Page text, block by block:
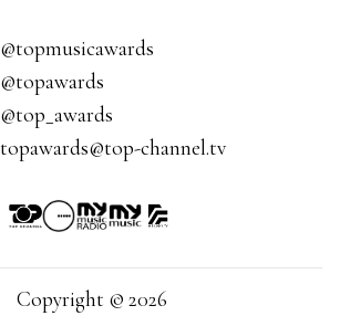
@topmusicawards
@topawards
@top_awards
topawards@top-channel.tv
Copyright © 2026